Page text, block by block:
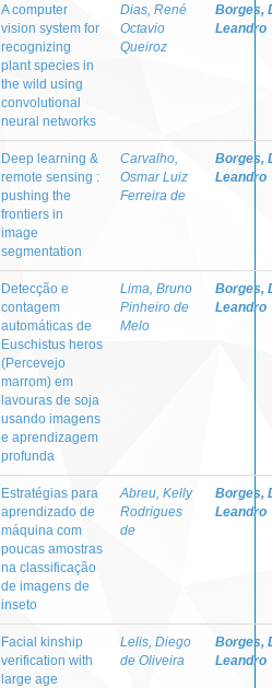
A computer
vision system for
recognizing
plant species in
the wild using
convolutional
neural networks
Dias, René
Octavio
Queiroz
Borges,
Leandro
Deep learning &
remote sensing :
pushing the
frontiers in
image
segmentation
Carvalho,
Osmar Luiz
Ferreira de
Borges,
Leandro
Detecção e
contagem
automáticas de
Euschistus heros
(Percevejo
marrom) em
lavouras de soja
usando imagens
e aprendizagem
profunda
Lima, Bruno
Pinheiro de
Melo
Borges,
Leandro
Estratégias para
aprendizado de
máquina com
poucas amostras
na classificação
de imagens de
inseto
Abreu, Kelly
Rodrigues
de
Borges,
Leandro
Facial kinship
verification with
large age
Lelis, Diego
de Oliveira
Borges,
Leandro